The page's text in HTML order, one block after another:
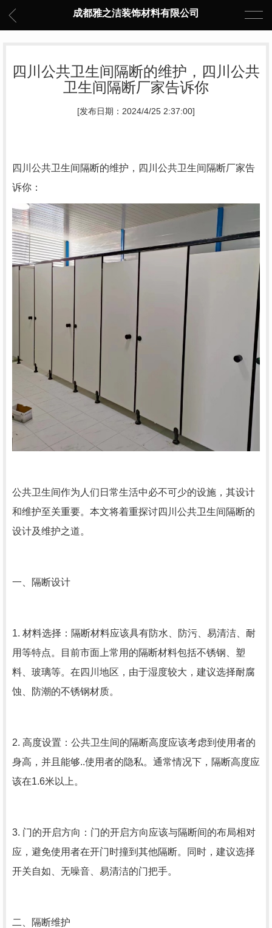
成都雅之洁装饰材料有限公司
四川公共卫生间隔断的维护，四川公共
卫生间隔断厂家告诉你
[发布日期：2024/4/25 2:37:00]
四川公共卫生间隔断的维护，四川公共卫生间隔断厂家告
诉你：
公共卫生间作为人们日常生活中必不可少的设施，其设计
和维护至关重要。本文将着重探讨四川公共卫生间隔断的
设计及维护之道。
一、隔断设计
1. 材料选择：隔断材料应该具有防水、防污、易清洁、耐
用等特点。目前市面上常用的隔断材料包括不锈钢、塑
料、玻璃等。在四川地区，由于湿度较大，建议选择耐腐
蚀、防潮的不锈钢材质。
2. 高度设置：公共卫生间的隔断高度应该考虑到使用者的
身高，并且能够..使用者的隐私。通常情况下，隔断高度应
该在1.6米以上。
3. 门的开启方向：门的开启方向应该与隔断间的布局相对
应，避免使用者在开门时撞到其他隔断。同时，建议选择
开关自如、无噪音、易清洁的门把手。
二、隔断维护